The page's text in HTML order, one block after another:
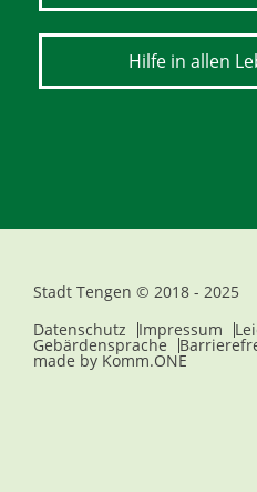
Hilfe in allen
Stadt Tengen © 2018 - 2025
Datenschutz
Impressum
Gebärdensprache
made by Komm.ONE